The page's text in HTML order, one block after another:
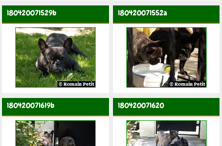
180420071529b 180420071552a
180420071619b 180420071620